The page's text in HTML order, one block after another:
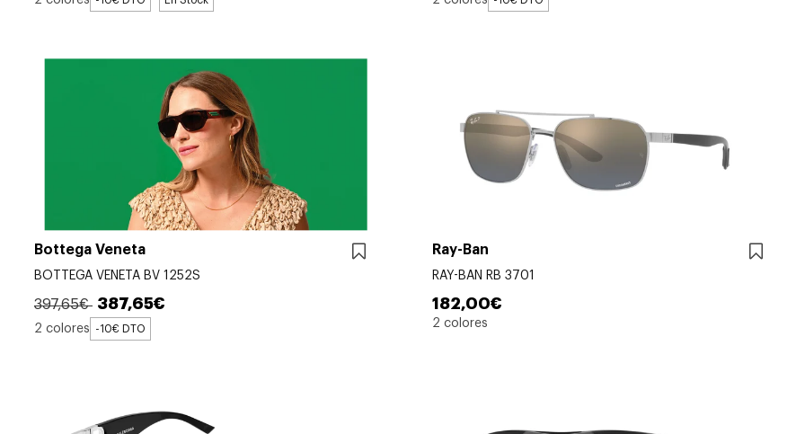
Bottega Veneta
BOTTEGA VENETA BV 1252S
397,65€ 387,65€
2 colores -10€ DTO
Ray-Ban
RAY-BAN RB 3701
182,00€
2 colores